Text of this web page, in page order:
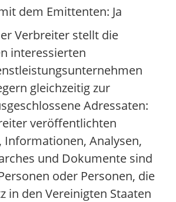
dem Emittenten: Ja
Verbreiter stellt die
interessierten
gleichzeitig zur
Adressaten:
veröffentlichten
Informationen, Analysen,
und Dokumente sind
oder Personen, die
in den Vereinigten Staaten